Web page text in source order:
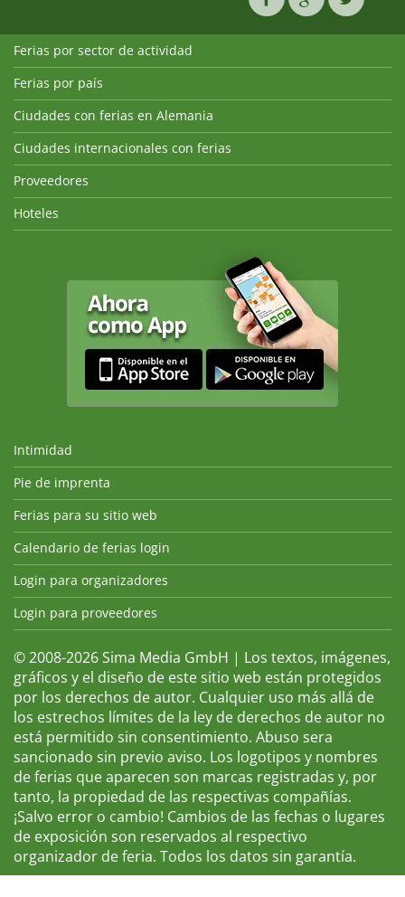
Ferias por sector de actividad
Ferias por país
Ciudades con ferias en Alemania
Ciudades internacionales con ferias
Proveedores
Hoteles
Intimidad
Pie de imprenta
Ferias para su sitio web
Calendario de ferias login
Login para organizadores
Login para proveedores
© 2008-2026 Sima Media GmbH | Los textos, imágenes,
gráficos y el diseño de este sitio web están protegidos
por los derechos de autor. Cualquier uso más allá de
los estrechos límites de la ley de derechos de autor no
está permitido sin consentimiento. Abuso sera
sancionado sin previo aviso. Los logotipos y nombres
de ferias que aparecen son marcas registradas y, por
tanto, la propiedad de las respectivas compañías.
¡Salvo error o cambio! Cambios de las fechas o lugares
de exposición son reservados al respectivo
organizador de feria. Todos los datos sin garantía.